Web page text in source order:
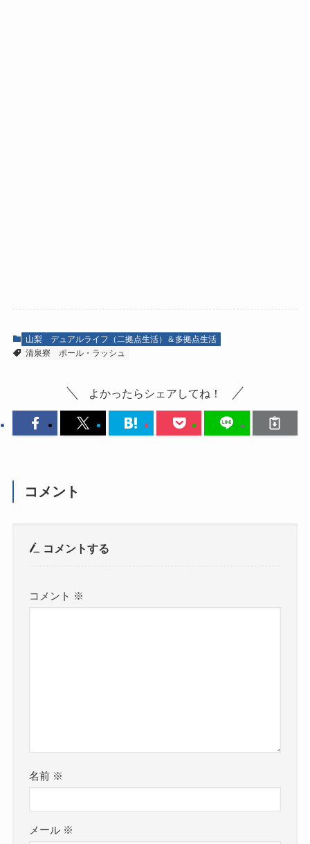
山梨
デュアルライフ（二拠点生活）＆多拠点生活
清泉寮
ポール・ラッシュ
よかったらシェアしてね！
コメント
コメントする
コメント ※
名前 ※
メール ※